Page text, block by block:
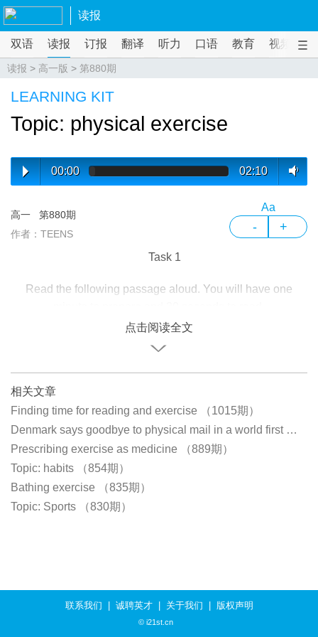
读报
双语 读报 订报 翻译 听力 口语 教育 视频
读报 > 高一版 > 第880期
LEARNING KIT
Topic: physical exercise
00:00 02:10
高一
第880期
作者：TEENS
Aa
- +
Task 1
Read the following passage aloud. You will have one
点击阅读全文
相关文章
Finding time for reading and exercise （1015期）
Denmark says goodbye to physical mail in a world first （1011期）
Prescribing exercise as medicine （889期）
Topic: habits （854期）
Bathing exercise （835期）
Topic: Sports （830期）
联系我们 诚聘英才| 关于我们 版权声明
© i21st.cn